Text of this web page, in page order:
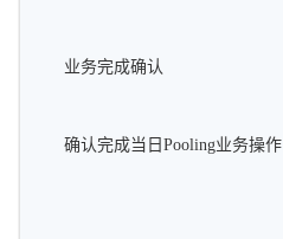
业务完成确认
确认完成当日Pooling业务操作